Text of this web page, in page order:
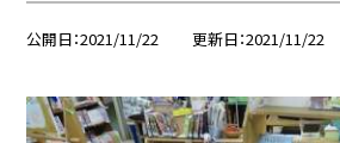
公開日 2021/11/22 更新日 2021/11/22